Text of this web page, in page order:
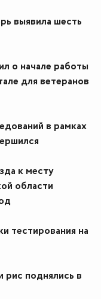
выявила шесть
о начале работы
для ветеранов
в рамках
к месту
области
тестирования на
рис поднялись в